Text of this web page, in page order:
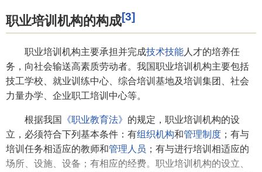
职业培训机构的构成[3]
职业培训机构主要承担并完成技术技能 人才的培养任
务，向社会输送高素质劳动者。我国职业培训机构主要包括
技工学校、就业训练中心、综合培训基地及培训集团、社会
力量办学、企业职工培训中心等。
根据我国 《职业教育法》 的规定，职业培训机构的设
立，必须符合下列基本条件：有组织机构和管理制度 ；有与
培训任务相适应的教师和管理人员 ；有与进行培训相适应的
场所、设施、设备；有相应的经费。职业培训机构的设立、